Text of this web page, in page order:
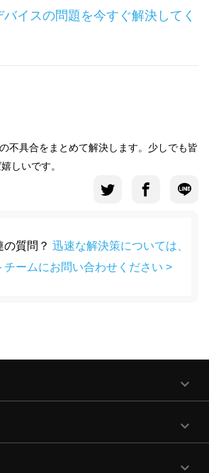
バイスの問題を今すぐ解決してく
不具合をまとめて解決します。少しでも皆
しいです。
の質問？ 迅速な解決策については、
チームにお問い合わせください >